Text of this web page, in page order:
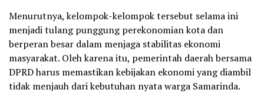
Menurutnya, kelompok-kelompok tersebut selama ini
menjadi tulang punggung perekonomian kota dan
berperan besar dalam menjaga stabilitas ekonomi
masyarakat. Oleh karena itu, pemerintah daerah bersama
DPRD harus memastikan kebijakan ekonomi yang diambil
tidak menjauh dari kebutuhan nyata warga Samarinda.